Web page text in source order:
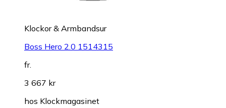
Klockor & Armbandsur
Boss Hero 2.0 1514315
fr.
3 667 kr
hos Klockmagasinet